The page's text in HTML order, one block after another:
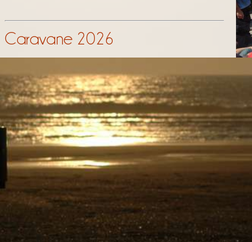
Caravane 2026
from Sunday 20 September to Saturday 10 October
Découvrez cette caravane
Caravane 2020
North Ethiopia
from Saturday 19 September to Thursday 08 October
Revivez cette caravane
Prochaine Caravane amoureuse en Éthiopie du Nord
19 SEPTEMBRE - 8 OCTOBRE 2020
CARAVANE ANNULÉE